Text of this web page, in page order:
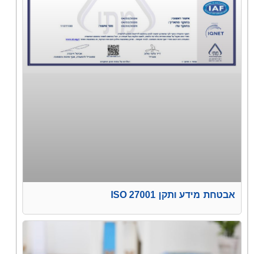
אבטחת מידע ותקן ISO 27001